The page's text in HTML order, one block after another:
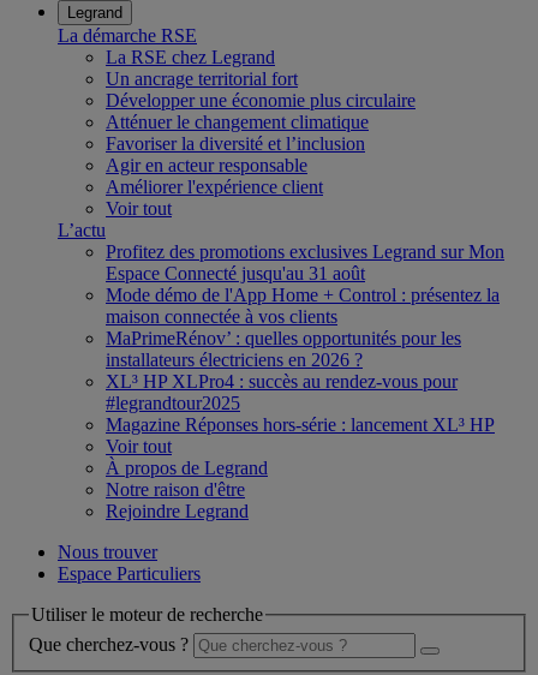
Legrand
La démarche RSE
La RSE chez Legrand
Un ancrage territorial fort
Développer une économie plus circulaire
Atténuer le changement climatique
Favoriser la diversité et l’inclusion
Agir en acteur responsable
Améliorer l'expérience client
Voir tout
L’actu
Profitez des promotions exclusives Legrand sur Mon
Espace Connecté jusqu'au 31 août
Mode démo de l'App Home + Control : présentez la
maison connectée à vos clients
MaPrimeRénov’ : quelles opportunités pour les
installateurs électriciens en 2026 ?
XL³ HP XLPro4 : succès au rendez-vous pour
#legrandtour2025
Magazine Réponses hors-série : lancement XL³ HP
Voir tout
À propos de Legrand
Notre raison d'être
Rejoindre Legrand
Nous trouver
Espace Particuliers
Utiliser le moteur de recherche
Que cherchez-vous ?